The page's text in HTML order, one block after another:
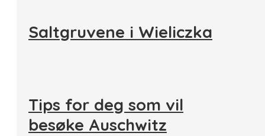
Saltgruvene i Wieliczka
Tips for deg som vil
besøke Auschwitz